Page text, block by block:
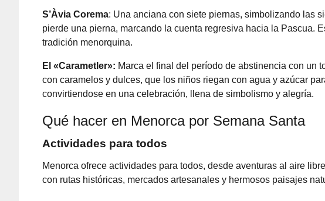
S’Àvia Corema: Una anciana con siete piernas, simbolizando las
pierde una pierna, marcando la cuenta regresiva hacia la Pascua.
tradición menorquina.
El «Carametler»: Marca el final del período de abstinencia con un
con caramelos y dulces, que los niños riegan con agua y azúcar
convirtiendose en una celebración, llena de simbolismo y alegría.
Qué hacer en Menorca por Semana Santa
Actividades para todos
Menorca ofrece actividades para todos, desde aventuras al aire
con rutas históricas, mercados artesanales y hermosos paisajes